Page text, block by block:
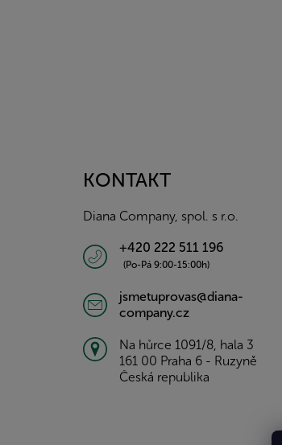
KONTAKT
Diana Company, spol. s r.o.
+420 222 511 196
(Po-Pá 9:00-15:00h)
jsmetuprovas@diana-
company.cz
Na hůrce 1091/8, hala 3
161 00 Praha 6 - Ruzyně
Česká republika